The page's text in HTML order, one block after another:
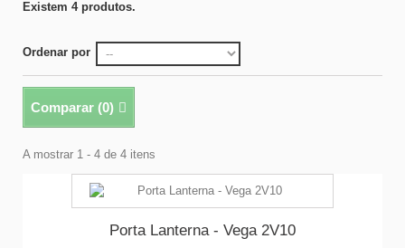
Existem 4 produtos.
Ordenar por
Comparar (0)
A mostrar 1 - 4 de 4 itens
Porta Lanterna - Vega 2V10